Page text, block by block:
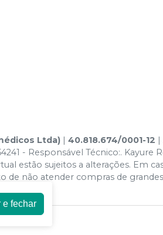
Ltda) | 40.818.674/0001-12 |
- Responsável Técnico:. Kayure
estão sujeitos a alterações. Em
de não atender compras de
e fechar